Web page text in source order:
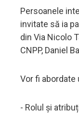
Persoanele
invitate să ia
din Via Nicolo
CNPP, Daniel
Vor fi
- Rolul și